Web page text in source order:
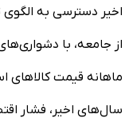
اخیر دسترسی به الگوی
از جامعه، با
ماهانه قیمت
سال‌های اخیر، فشار